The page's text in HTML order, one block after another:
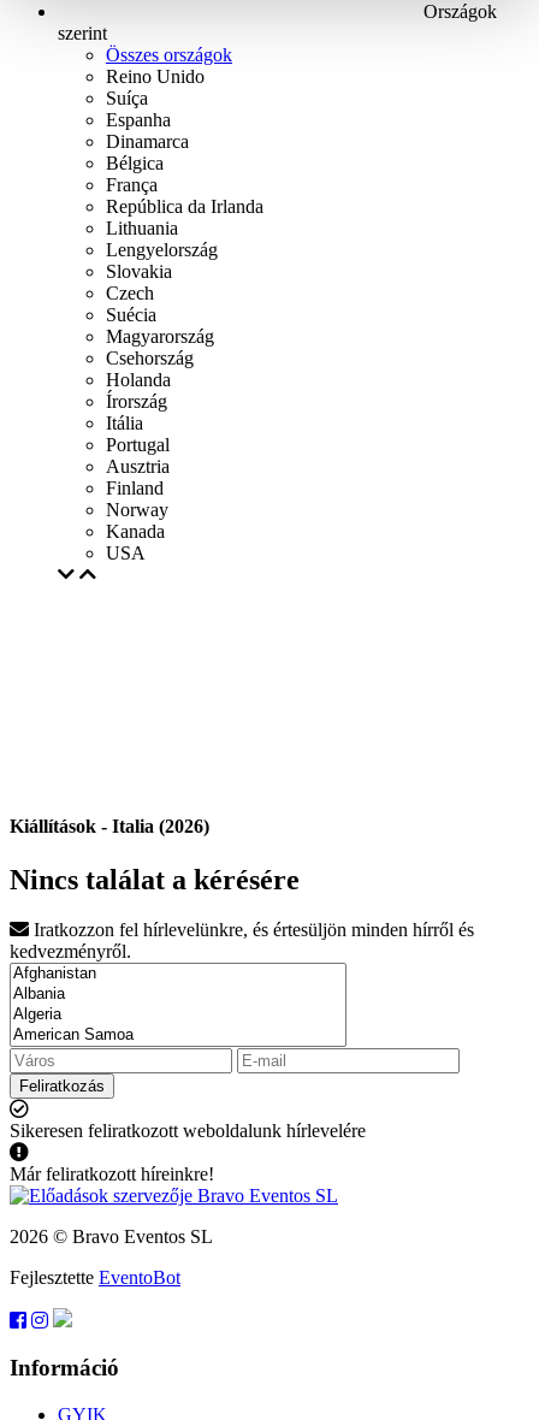
Országok
szerint
Összes országok
Reino Unido
Suíça
Espanha
Dinamarca
Bélgica
França
República da Irlanda
Lithuania
Lengyelország
Slovakia
Czech
Suécia
Magyarország
Csehország
Holanda
Írország
Itália
Portugal
Ausztria
Finland
Norway
Kanada
USA
Kiállítások - Italia (2026)
Nincs találat a kérésére
Iratkozzon fel hírlevelünkre, és értesüljön minden hírről és
kedvezményről.
Feliratkozás
Sikeresen feliratkozott weboldalunk hírlevelére
Már feliratkozott híreinkre!
2026 © Bravo Eventos SL
Fejlesztette EventoBot
Információ
GYIK